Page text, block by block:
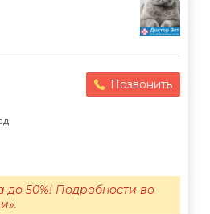
Позвонить
до 50%! Подробности во